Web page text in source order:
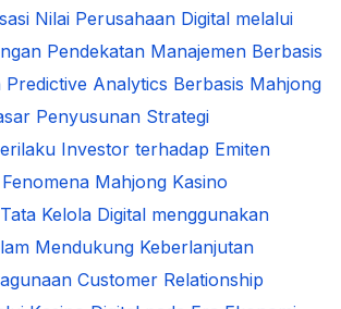
Nilai Perusahaan Digital melalui
Pendekatan Manajemen Berbasis
Predictive Analytics Berbasis Mahjong
Penyusunan Strategi
Investor terhadap Emiten
Mahjong Kasino
Kelola Digital menggunakan
Mendukung Keberlanjutan
Customer Relationship